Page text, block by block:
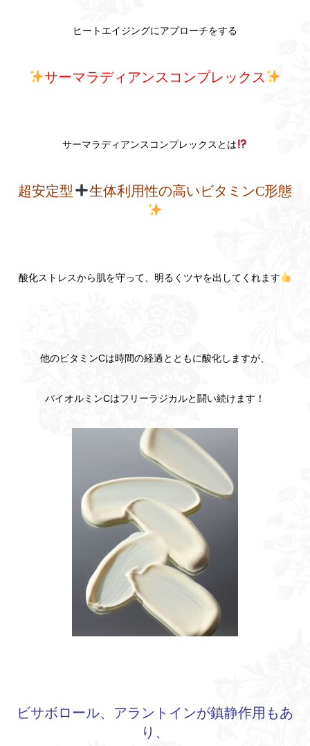
ヒートエイジングにアプローチをする
サーマラディアンスコンプレックス
サーマラディアンスコンプレックスとは
超安定型 生体利用性の高いビタミンC形態
酸化ストレスから肌を守って、明るくツヤを出してくれます
他のビタミンCは時間の経過とともに酸化しますが、
バイオルミンCはフリーラジカルと闘い続けます！
ビサボロール、アラントインが鎮静作用もあ
り、